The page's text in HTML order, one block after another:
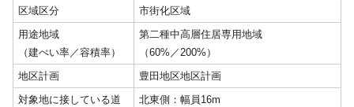
区域区分
市街化区域
用途地域
（建ぺい率／容積率）
第二種中高層住居専用地域
（60%／200%）
地区計画
豊田地区地区計画
対象地に接している道
北東側：幅員16m